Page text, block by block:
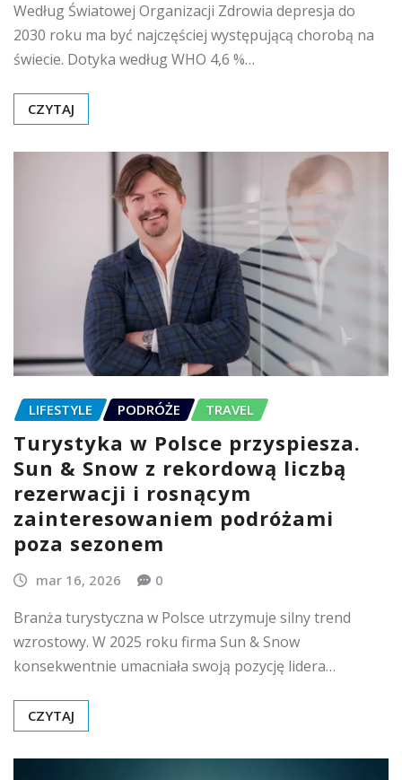
Według Światowej Organizacji Zdrowia depresja do
2030 roku ma być najczęściej występującą chorobą na
świecie. Dotyka według WHO 4,6 %…
CZYTAJ
LIFESTYLE PODRÓŻE TRAVEL
Turystyka w Polsce przyspiesza.
Sun & Snow z rekordową liczbą
rezerwacji i rosnącym
zainteresowaniem podróżami
poza sezonem
mar 16, 2026 0
Branża turystyczna w Polsce utrzymuje silny trend
wzrostowy. W 2025 roku firma Sun & Snow
konsekwentnie umacniała swoją pozycję lidera…
CZYTAJ